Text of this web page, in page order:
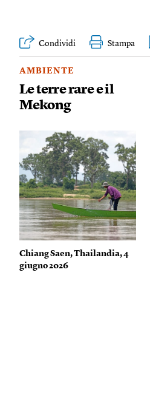
Condividi Stampa
AMBIENTE
Le terre rare e il
Mekong
Chiang Saen, Thailandia, 4
giugno 2026